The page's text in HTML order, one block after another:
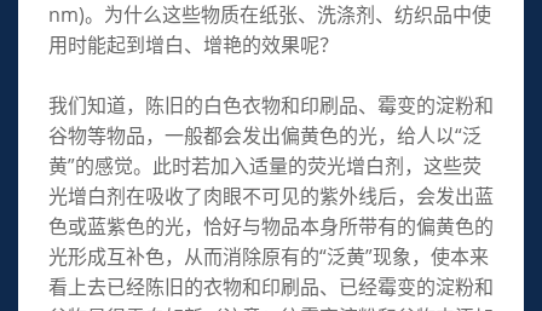
nm)。为什么这些物质在纸张、洗涤剂、纺织品中使
用时能起到增白、增艳的效果呢？
我们知道，陈旧的白色衣物和印刷品、霉变的淀粉和
谷物等物品，一般都会发出偏黄色的光，给人以“泛
黄”的感觉。此时若加入适量的荧光增白剂，这些荧
光增白剂在吸收了肉眼不可见的紫外线后，会发出蓝
色或蓝紫色的光，恰好与物品本身所带有的偏黄色的
光形成互补色，从而消除原有的“泛黄”现象，使本来
看上去已经陈旧的衣物和印刷品、已经霉变的淀粉和